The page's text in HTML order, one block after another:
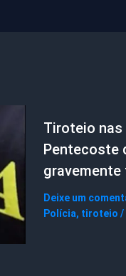
Tiroteio nas
Pentecoste
gravemente
Deixe um
Polícia, tiroteio /